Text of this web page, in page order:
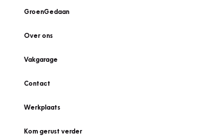
GroenGedaan
Over ons
Vakgarage
Contact
Werkplaats
Kom gerust verder